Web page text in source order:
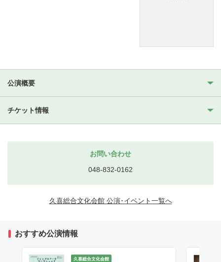
公演概要
チケット情報
お問い合わせ
048-832-0162
久喜総合文化会館 公演･イベント一覧へ
おすすめ公演情報
久喜総合文化会館